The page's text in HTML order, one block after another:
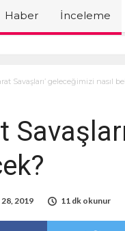
Haber İnceleme
Savaşları’ geleceğimizi nasıl
28, 2019 11 dk okunur